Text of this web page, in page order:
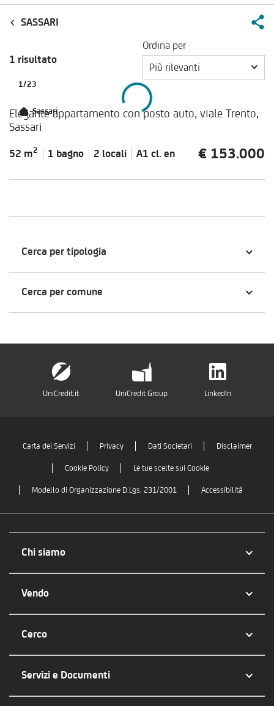
SASSARI
1 risultato
Ordina per
Più rilevanti
Sassari
1/23
Elegante appartamento con posto auto, viale Trento,
Sassari
52 m2 1 bagno 2 locali A1 cl. en € 153.000
Cerca per tipologia
Cerca per comune
UniCredit.it UniCredit Group LinkedIn
Carta dei Servizi Privacy Dati Societari Disclaimer
Cookie Policy Le tue scelte sui Cookie
Modello di Organizzazione D.Lgs. 231/2001 Accessibilità
Chi siamo
Vendo
Cerco
Servizi e Documenti